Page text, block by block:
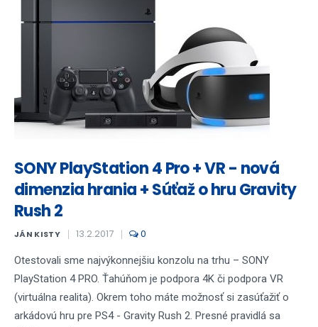
SONY PlayStation 4 Pro + VR - nová
dimenzia hrania + Súťaž o hru Gravity
Rush 2
JÁN KISTY 13.2.2017 0
Otestovali sme najvýkonnejšiu konzolu na trhu – SONY
PlayStation 4 PRO. Ťahúňom je podpora 4K či podpora VR
(virtuálna realita). Okrem toho máte možnosť si zasúťažiť o
arkádovú hru pre PS4 - Gravity Rush 2. Presné pravidlá sa